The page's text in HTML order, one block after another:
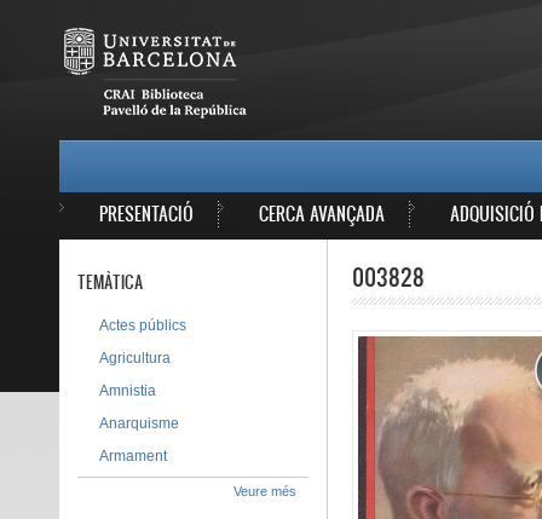
PRESENTACIÓ CERCA AVANÇADA ADQUISICIÓ
003828
TEMÀTICA
Actes públics
Agricultura
Amnistia
Anarquisme
Armament
Veure més